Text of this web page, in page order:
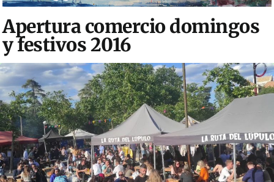
Apertura comercio domingos
y festivos 2016